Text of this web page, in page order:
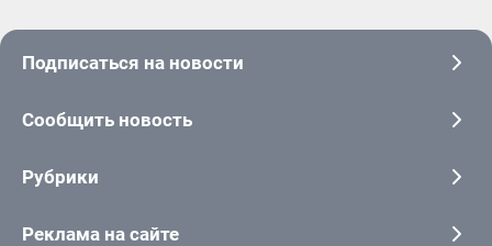
Подписаться на новости
Сообщить новость
Рубрики
Реклама на сайте